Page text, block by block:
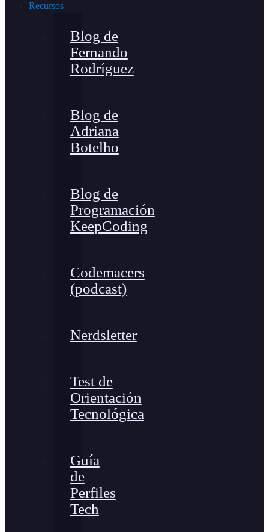
Recursos
Blog de
Fernando
Rodríguez
Blog de
Adriana
Botelho
Blog de
Programación
KeepCoding
Codemacers
(podcast)
Nerdsletter
Test de
Orientación
Tecnológica
Guía
de
Perfiles
Tech